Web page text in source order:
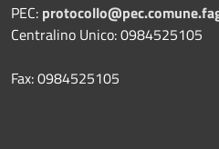
PEC:
Centralino Unico: 0984525105
Fax: 0984525105